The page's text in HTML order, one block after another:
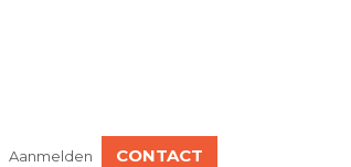
Aanmelden CONTACT